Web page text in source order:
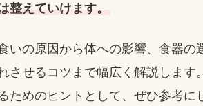
整えていけます。
いの原因から体への影響、食器の
させるコツまで幅広く解説します
ためのヒントとして、ぜひ参考に